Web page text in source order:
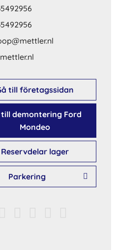
till företagssidan
till demontering Ford
Mondeo
Reservdelar lager
Parkering